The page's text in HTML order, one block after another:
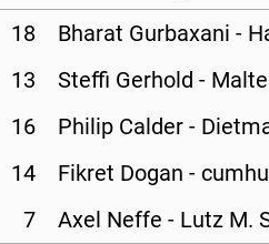
18 Bharat Gurbaxani -
13 Steffi Gerhold -
16 Philip Calder -
14 Fikret Dogan -
7 Axel Neffe - Lutz M.